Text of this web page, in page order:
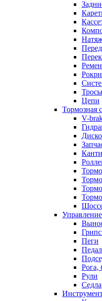
Цепи
Тормозная
V-
Управление
Пеги
Рога,
Рули
Седла